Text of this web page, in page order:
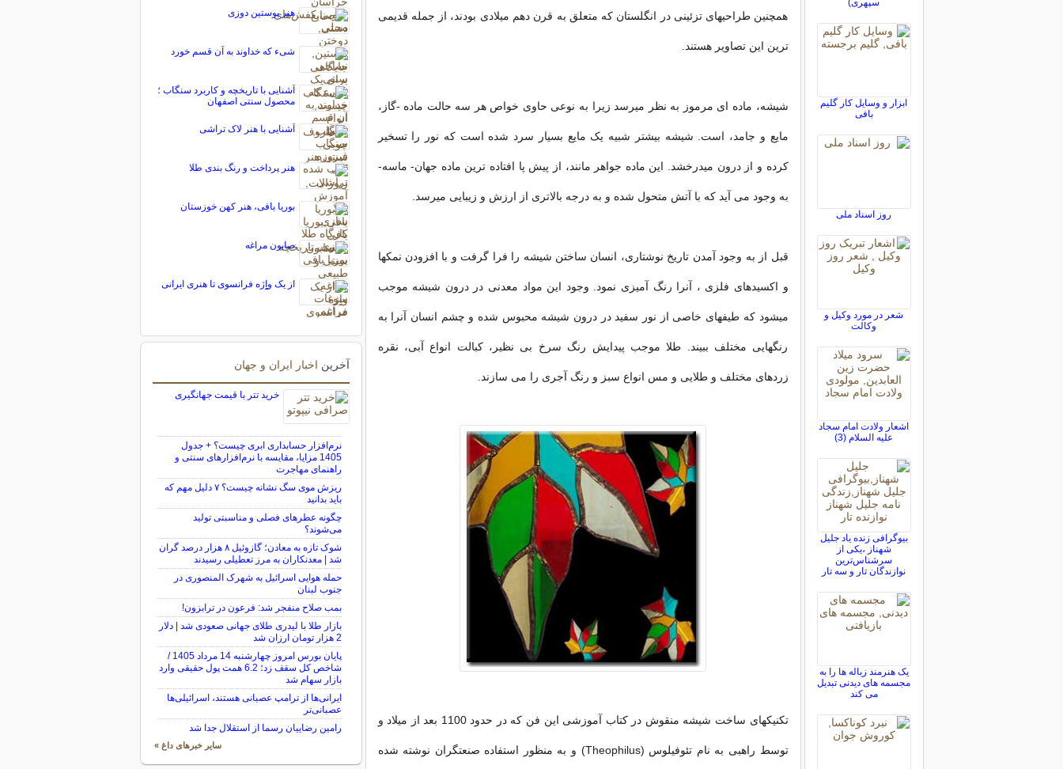
همچنین طراحیهای تزئینی در انگلستان که متعلق به قرن دهم میلادی بودند، از جمله قدیمی
ترین این تصاویر هستند.
شیشه، ماده ای مرموز به نظر میرسد زیرا به نوعی حاوی خواص هر سه حالت ماده -گاز،
مایع و جامد، است. شیشه بیشتر شبیه یک مایع بسیار سرد شده است که نور را تسخیر
کرده و از درون میدرخشد. این ماده جواهر مانند، از پیش پا افتاده ترین ماده جهان- ماسه-
به وجود می آید که با آتش متحول شده و به درجه بالاتری از ارزش و زیبایی میرسد.
قبل از به وجود آمدن تاریخ نوشتاری، انسان ساختن شیشه را فرا گرفت و با افزودن نمکها
و اکسیدهای فلزی ، آنرا رنگ آمیزی نمود. وجود این مواد معدنی در درون شیشه موجب
میشود که طیفهای خاصی از نور سفید در درون شیشه محبوس شده و چشم انسان آنرا به
رنگهایی مختلف ببیند. طلا موجب پیدایش رنگ سرخ بی نظیر، کبالت انواع آبی، نقره
زردهای مختلف و طلایی و مس انواع سبز و رنگ آجری را می سازند.
تکنیکهای ساخت شیشه منقوش در کتاب آموزشی این فن که در حدود 1100 بعد از میلاد و
توسط راهبی به نام تئوفیلوس (Theophilus) و به منظور استفاده صنعتگران نوشته شده
سپهری)
ابزار و وسایل کار گلیم
بافی
روز اسناد ملی
شعر در مورد وکیل و
وکالت
اشعار ولادت امام سجاد
علیه السلام (3)
بیوگرافی زنده یاد جلیل
شهناز ،یکی از
سرشناس‌ترین
نوازندگان تار و سه تار
یک هنرمند زباله ها را به
مجسمه های دیدنی تبدیل
می کند
هنر پوستین دوزی
شیء که خداوند به آن قسم خورد
آشنایی با تاریخچه و کاربرد سنگاب ؛
محصول سنتی اصفهان
آشنایی با هنر لاک تراشی
هنر پرداخت و رنگ بندی طلا
بوریا بافی، هنر کهن خوزستان
صابون مراغه
از یک واِِِِژه فرانسوی تا هنری ایرانی
آخرین اخبار ایران و جهان
خرید تتر با قیمت جهانگیری
نرم‌افزار حسابداری ابری چیست؟ + جدول
1405 مزایا، مقایسه با نرم‌افزارهای سنتی و
راهنمای مهاجرت
ریزش موی سگ نشانه چیست؟ ۷ دلیل مهم که
باید بدانید
چگونه عطرهای فصلی و مناسبتی تولید
می‌شوند؟
شوک تازه به معادن؛ گازوئیل ۸ هزار درصد گران
شد | معدنکاران به مرز تعطیلی رسیدند
حمله هوایی اسرائیل به شهرک المنصوری در
جنوب لبنان
بمب صلاح منفجر شد: فرعون در ترابزون!
بازار طلا با لیدری طلای جهانی صعودی شد | دلار
2 هزار تومان ارزان شد
پایان بورس امروز چهارشنبه 14 مرداد 1405 /
شاخص کل سقف زد؛ 6.2 همت پول حقیقی وارد
بازار سهام شد
ایرانی‌ها از ترامپ عصبانی هستند، اسرائیلی‌ها
عصبانی‌تر
رامین رضاییان رسما از استقلال جدا شد
سایر خبرهای داغ »